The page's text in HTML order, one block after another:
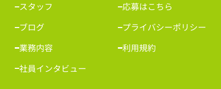
スタッフ
ブログ
業務内容
社員インタビュー
応募はこちら
プライバシーポリシー
利用規約